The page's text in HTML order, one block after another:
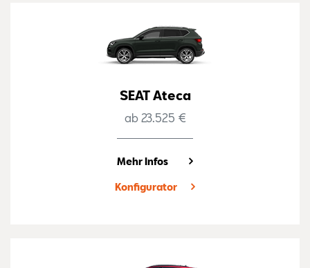
SEAT Ateca
ab 23.525 €
Mehr Infos
Konfigurator